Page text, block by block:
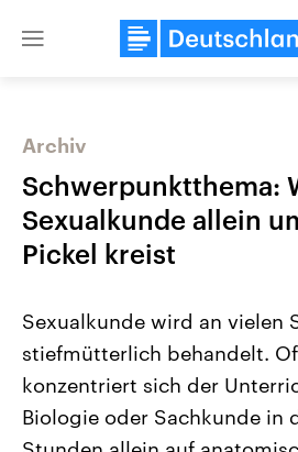
Close
Landtagswahl Sachsen-Anhalt
Alle Informationen
Archiv
Schwerpunktthema:
Sexualkunde allein
Pickel kreist
Sexualkunde wird an vielen
stiefmütterlich behandelt.
konzentriert sich der
Biologie oder Sachkunde in